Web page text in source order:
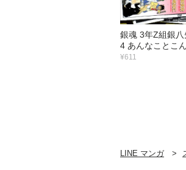
銀魂 3年Z組銀八
4 あんなことこん
とあったでしょ
¥611
LINE マンガ